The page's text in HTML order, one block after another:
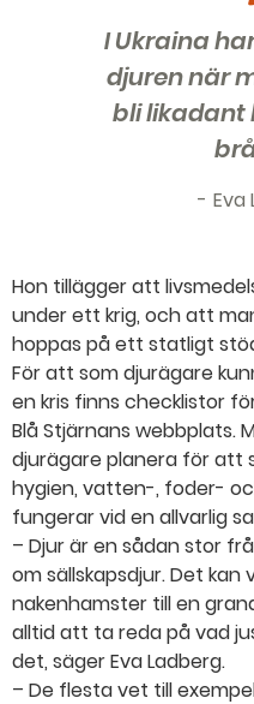
I Ukraina
djuren när
bli likadant
Eva
Hon tillägger att
under ett krig, och att
hoppas på ett statligt
För att som djurägare
en kris finns checklistor
Blå Stjärnans webbplats.
djurägare planera för att
hygien, vatten-, foder-
fungerar vid en allvarlig
– Djur är en sådan stor
om sällskapsdjur. Det
nakenhamster till en
alltid att ta reda på vad
det, säger Eva Ladberg.
– De flesta vet till